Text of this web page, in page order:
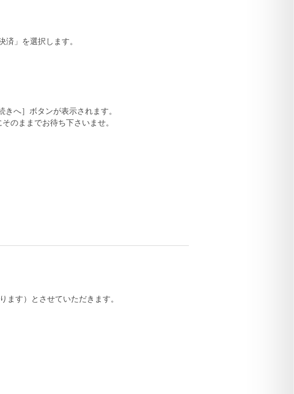
済」を選択します。
へ］ボタンが表示されます。
のままでお待ち下さいませ。
す）とさせていただきます。